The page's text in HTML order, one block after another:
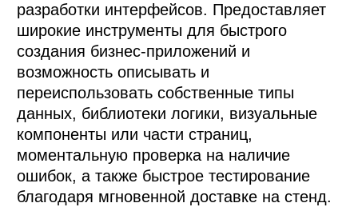
разработки интерфейсов. Предоставляет
широкие инструменты для быстрого
создания бизнес-приложений и
возможность описывать и
переиспользовать собственные типы
данных, библиотеки логики, визуальные
компоненты или части страниц,
моментальную проверка на наличие
ошибок, а также быстрое тестирование
благодаря мгновенной доставке на стенд.